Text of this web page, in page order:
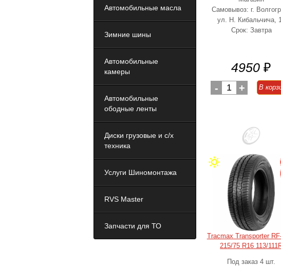
Автомобильные масла
Зимние шины
Автомобильные
камеры
Автомобильные
ободные ленты
Диски грузовые и с/х
техника
Услуги Шиномонтажа
RVS Master
Запчасти для ТО
Самовывоз: г.
ул. Н. Кибальчича,
Срок: Завтра
4950 ₽
- 1 + В
Tracmax Transporter
215/75 R16 113/
Под заказ 4 шт.